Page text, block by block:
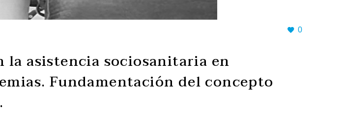
0
asistencia sociosanitaria en
Fundamentación del concepto